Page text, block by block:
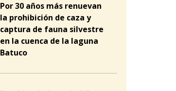
Por 30 años más renuevan
la prohibición de caza y
captura de fauna silvestre
en la cuenca de la laguna
Batuco